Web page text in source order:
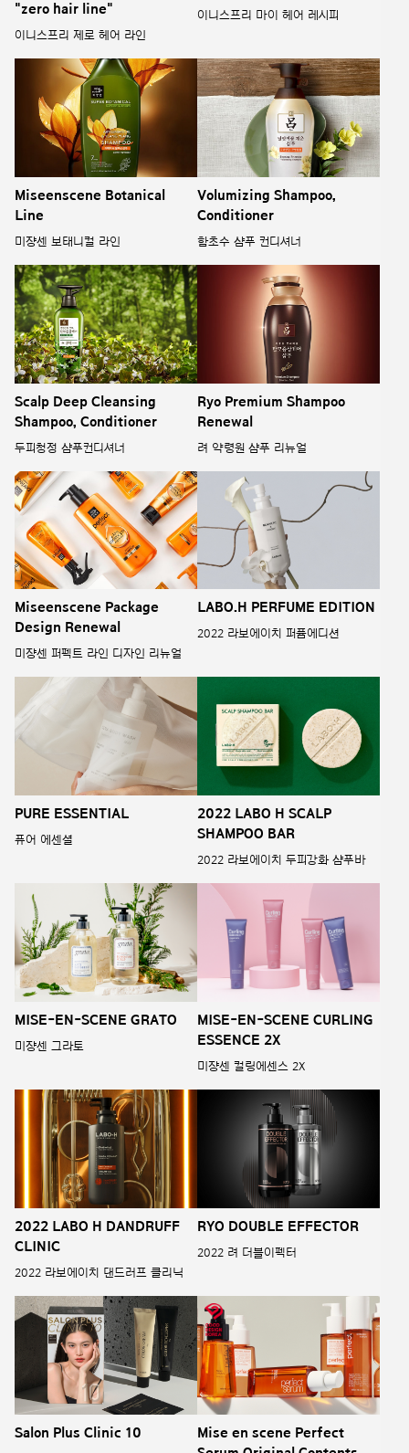
"zero hair line"
이니스프리 제로 헤어 라인
이니스프리 마이 헤어 레시피
Miseenscene Botanical
Line
미쟝센 보태니컬 라인
Volumizing Shampoo,
Conditioner
함초수 샴푸 컨디셔너
Scalp Deep Cleansing
Shampoo, Conditioner
두피청정 샴푸컨디셔너
Ryo Premium Shampoo
Renewal
려 약령원 샴푸 리뉴얼
Miseenscene Package
Design Renewal
미쟝센 퍼펙트 라인 디자인 리뉴얼
LABO.H PERFUME EDITION
2022 라보에이치 퍼퓸에디션
PURE ESSENTIAL
퓨어 에센셜
2022 LABO H SCALP
SHAMPOO BAR
2022 라보에이치 두피강화 샴푸바
MISE-EN-SCENE GRATO
미쟝센 그라토
MISE-EN-SCENE CURLING
ESSENCE 2X
미쟝센 컬링에센스 2X
2022 LABO H DANDRUFF
CLINIC
2022 라보에이치 댄드러프 클리닉
RYO DOUBLE EFFECTOR
2022 려 더블이펙터
Salon Plus Clinic 10
Mise en scene Perfect